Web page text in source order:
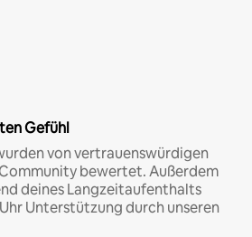
Gefühl
von vertrauenswürdigen
bewertet. Außerdem
deines Langzeitaufenthalts
Unterstützung durch unseren